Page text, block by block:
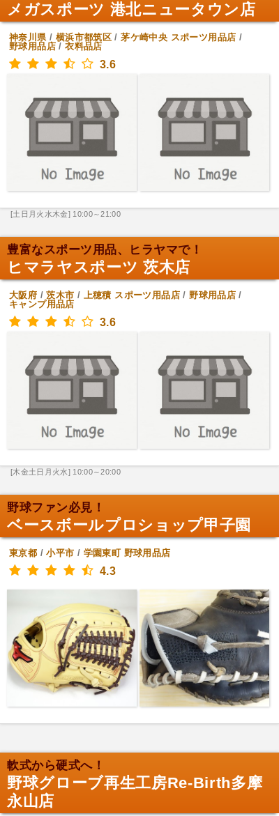
メガスポーツ 港北ニュータウン店
神奈川県/ 横浜市都筑区 /茅ケ崎中央 スポーツ用品店 /
野球用品店/衣料品店
3.6
[土日月火水木金] 10:00～21:00
豊富なスポーツ用品、ヒラヤマで！
ヒマラヤスポーツ 茨木店
大阪府 /茨木市 / 上穂積 スポーツ用品店/野球用品店 /
キャンプ用品店
3.6
[木金土日月火水] 10:00～20:00
野球ファン必見！
ベースボールプロショップ甲子園
東京都 /小平市 / 学園東町 野球用品店
4.3
軟式から硬式へ！
野球グローブ再生工房Re-Birth多摩
永山店